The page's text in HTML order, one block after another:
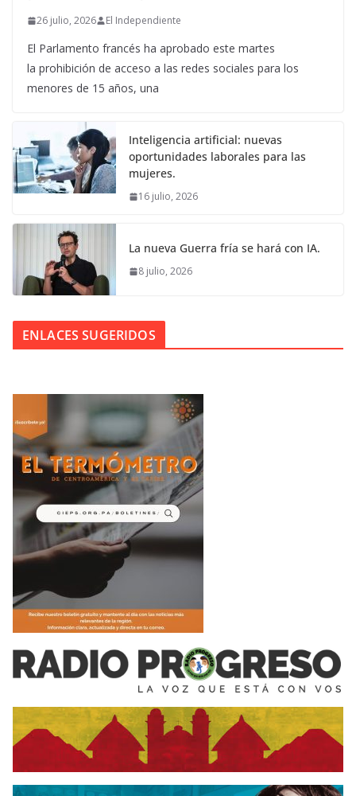
26 julio, 2026 El Independiente
El Parlamento francés ha aprobado este martes
la prohibición de acceso a las redes sociales para los
menores de 15 años, una
Inteligencia artificial: nuevas
oportunidades laborales para las
mujeres.
16 julio, 2026
La nueva Guerra fría se hará con IA.
8 julio, 2026
ENLACES SUGERIDOS